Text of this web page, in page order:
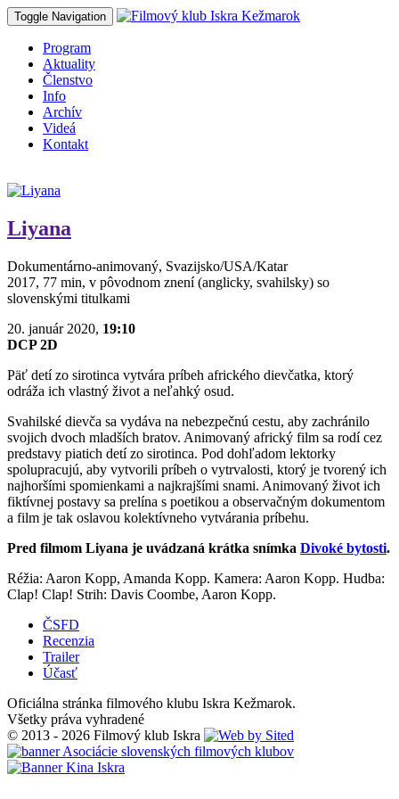
Toggle Navigation
Program
Aktuality
Členstvo
Info
Archív
Videá
Kontakt
Liyana
Dokumentárno-animovaný, Svazijsko/USA/Katar
2017, 77 min, v pôvodnom znení (anglicky, svahilsky) so
slovenskými titulkami
20. január 2020, 19:10
DCP 2D
Päť detí zo sirotinca vytvára príbeh afrického dievčatka, ktorý
odráža ich vlastný život a neľahký osud.
Svahilské dievča sa vydáva na nebezpečnú cestu, aby zachránilo
svojich dvoch mladších bratov. Animovaný africký film sa rodí cez
predstavy piatich detí zo sirotinca. Pod dohľadom lektorky
spolupracujú, aby vytvorili príbeh o vytrvalosti, ktorý je tvorený ich
najhoršími spomienkami a najkrajšími snami. Animovaný život ich
fiktívnej postavy sa prelína s poetikou a observačným dokumentom
a film je tak oslavou kolektívneho vytvárania príbehu.
Pred filmom Liyana je uvádzaná krátka snímka Divoké bytosti.
Réžia: Aaron Kopp, Amanda Kopp. Kamera: Aaron Kopp. Hudba:
Clap! Clap! Strih: Davis Coombe, Aaron Kopp.
ČSFD
Recenzia
Trailer
Účasť
Oficiálna stránka filmového klubu Iskra Kežmarok.
Všetky práva vyhradené
© 2013 - 2026 Filmový klub Iskra